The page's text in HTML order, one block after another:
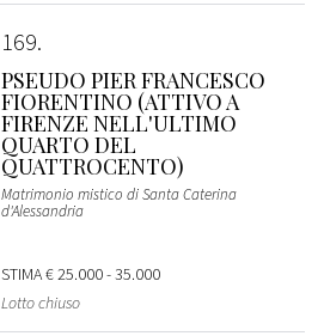
169
PSEUDO PIER FRANCESCO
FIORENTINO (ATTIVO A
FIRENZE NELL'ULTIMO
QUARTO DEL
QUATTROCENTO)
Matrimonio mistico di Santa Caterina
d'Alessandria
STIMA€ 25.000 - 35.000
Lotto chiuso